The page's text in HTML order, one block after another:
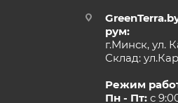
рум:
г.Минск, ул.
Склад:
Режим
Пн - Пт:с